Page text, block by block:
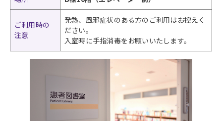
ご利用時の
注意
発熱、風邪症状のある方のご利用はお控えく
ださい。
入室時に手指消毒をお願いいたします。